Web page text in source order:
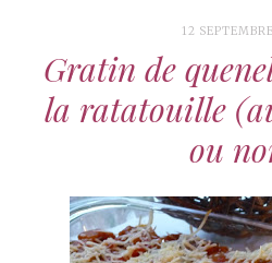
12
Gratin de
la ratatouille
ou